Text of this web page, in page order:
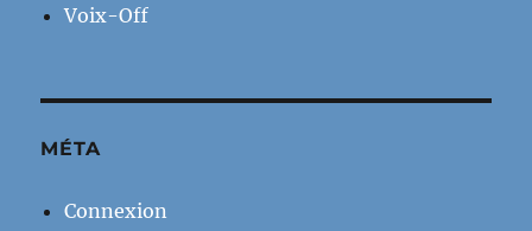
Voix-Off
MÉTA
Connexion